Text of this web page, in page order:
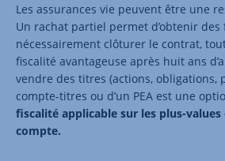
Les assurances vie peuvent être une
Un rachat partiel permet d’obtenir des
nécessairement clôturer le contrat,
fiscalité avantageuse après huit ans
vendre des titres (actions, obligations,
compte-titres ou d’un PEA est une
fiscalité applicable sur les plus-
compte.